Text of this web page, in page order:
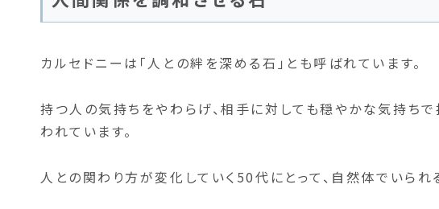
カルセドニーは「人との絆を深める石」とも呼ばれています。
持つ人の気持ちをやわらげ、相手に対しても穏やかな気持ちで
われています。
人との関わり方が変化していく50代にとって、自然体でいられ